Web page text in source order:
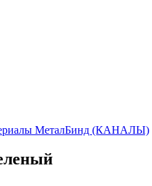
МеталБинд (КАНАЛЫ)